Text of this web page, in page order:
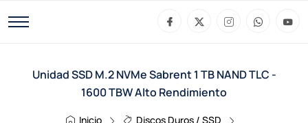
Unidad SSD M.2 NVMe Sabrent 1 TB NAND TLC -
1600 TBW Alto Rendimiento
Inicio Discos Duros / SSD